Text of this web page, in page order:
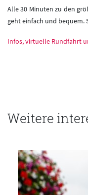
Alle 30 Minuten zu den
geht einfach und bequem.
Infos, virtuelle Rundfahrt
Weitere